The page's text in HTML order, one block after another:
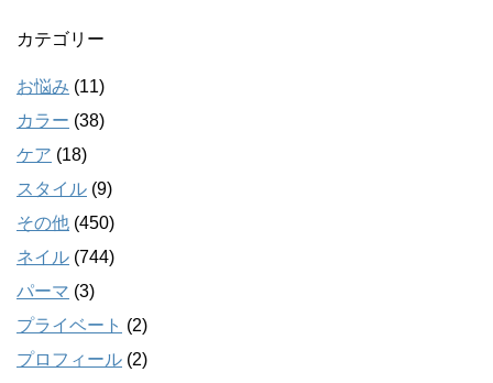
カテゴリー
お悩み (11)
カラー (38)
ケア (18)
スタイル (9)
その他 (450)
ネイル (744)
パーマ (3)
プライベート (2)
プロフィール (2)